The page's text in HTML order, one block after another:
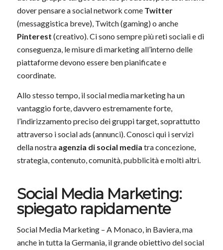
dover pensare a social network come Twitter
(messaggistica breve), Twitch (gaming) o anche
Pinterest (creativo). Ci sono sempre più reti sociali e di
conseguenza, le misure di marketing all’interno delle
piattaforme devono essere ben pianificate e
coordinate.
Allo stesso tempo, il social media marketing ha un
vantaggio forte, davvero estremamente forte,
l’indirizzamento preciso dei gruppi target, soprattutto
attraverso i social ads (annunci). Conosci qui i servizi
della nostra agenzia di social media tra concezione,
strategia, contenuto, comunità, pubblicità e molti altri.
Social Media Marketing:
spiegato rapidamente
Social Media Marketing – A Monaco, in Baviera, ma
anche in tutta la Germania, il grande obiettivo del social